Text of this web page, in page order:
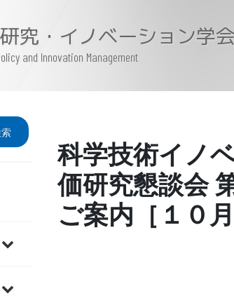
究・イノベーション学会
and Innovation Management
科学技術イノ
価研究懇談会
ご案内［１０